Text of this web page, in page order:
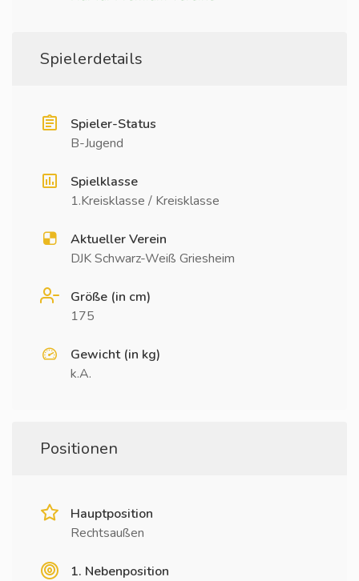
Spielerdetails
Spieler-Status
B-Jugend
Spielklasse
1.Kreisklasse / Kreisklasse
Aktueller Verein
DJK Schwarz-Weiß Griesheim
Größe (in cm)
175
Gewicht (in kg)
k.A.
Positionen
Hauptposition
Rechtsaußen
1. Nebenposition